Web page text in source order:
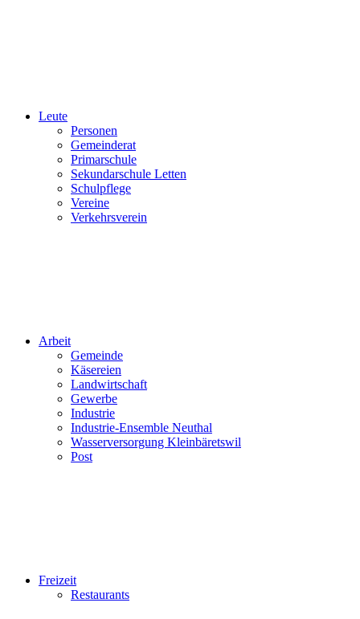
Leute
Personen
Gemeinderat
Primarschule
Sekundarschule Letten
Schulpflege
Vereine
Verkehrsverein
Arbeit
Gemeinde
Käsereien
Landwirtschaft
Gewerbe
Industrie
Industrie-Ensemble Neuthal
Wasserversorgung Kleinbäretswil
Post
Freizeit
Restaurants